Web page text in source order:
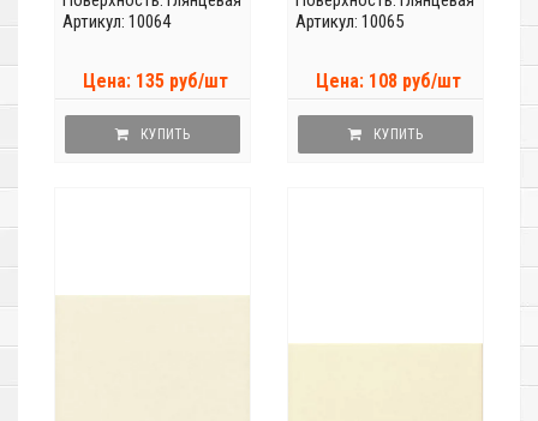
Артикул: 10064
Цена: 135 руб/шт
КУПИТЬ
Артикул: 10065
Цена: 108 руб/шт
КУПИТЬ